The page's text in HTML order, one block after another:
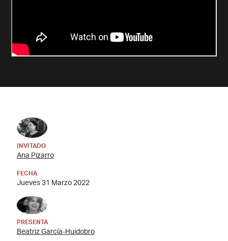
INVITADO
Ana Pizarro
FECHA
Jueves 31 Marzo 2022
PRESENTA
Beatriz García-Huidobro